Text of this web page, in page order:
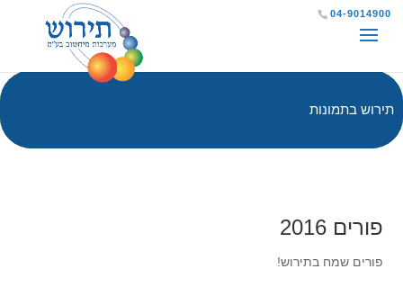
שִׂים
בְּאֲתָר
זֶה
מֻפְעֶלֶת
04-9014900
תירוש בתמונות
פורים 2016
פורים שמח בתירוש!